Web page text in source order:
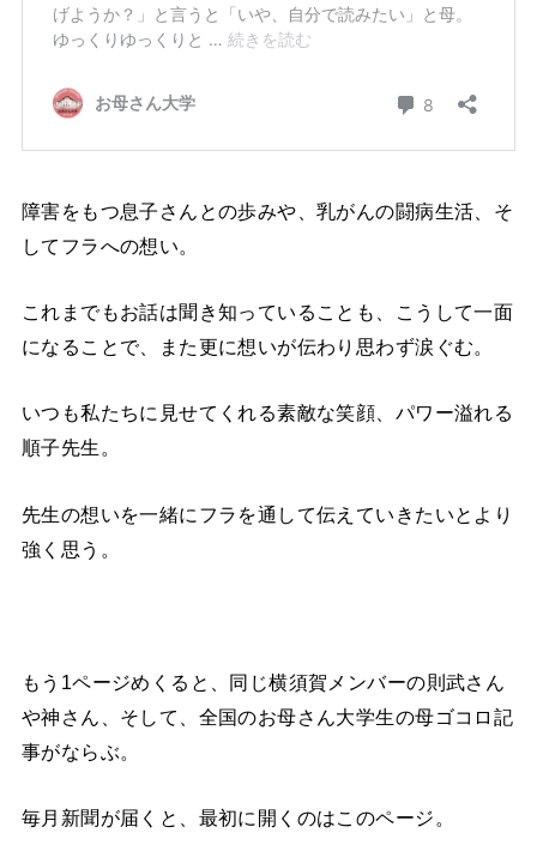
障害をもつ息子さんとの歩みや、乳がんの闘病生活、そ
してフラへの想い。
これまでもお話は聞き知っていることも、こうして一面
になることで、また更に想いが伝わり思わず涙ぐむ。
いつも私たちに見せてくれる素敵な笑顔、パワー溢れる
順子先生。
先生の想いを一緒にフラを通して伝えていきたいとより
強く思う。
もう1ページめくると、同じ横須賀メンバーの則武さん
や神さん、そして、全国のお母さん大学生の母ゴコロ記
事がならぶ。
毎月新聞が届くと、最初に開くのはこのページ。